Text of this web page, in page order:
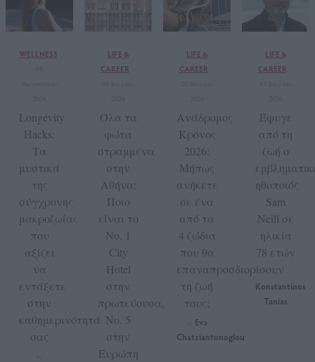
WELLNESS
Longevity
Hacks:
Τα
μυστικά
της
σύγχρονης
μακροζωίας
που
αξίζει
να
εντάξετε
στην
καθημερινότητά
σας
LIFE &
CAREER
Όλα τα
φώτα
στραμμένα
στην
Αθήνα:
Ποιο
είναι το
No. 1
City
Hotel
στην
πρωτεύουσα,
No. 5
στην
Ευρώπη
LIFE &
CAREER
Ανάδρομος
Κρόνος
2026:
Μήπως
ανήκετε
σε ένα
από τα
4 ζώδια
που θα
επαναπροσδιορίσουν
τη ζωή
τους;
Eva
Chatziantonoglou
LIFE &
CAREER
Έφυγε
από τη
ζωή ο
ηθοποιός
Sam
Neill σε
ηλικία
78 ετών
by
Konstantinos
Tanias